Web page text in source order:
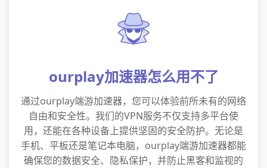
ourplay加速器怎么用不了
通过ourplay端游加速器，您可以体验前所未有的网络
自由和安全性。我们的VPN服务不仅支持多平台使
用，还能在各种设备上提供坚固的安全防护。无论是
手机、平板还是笔记本电脑，ourplay端游加速器都能
确保您的数据安全、隐私保护，并防止黑客和监视的